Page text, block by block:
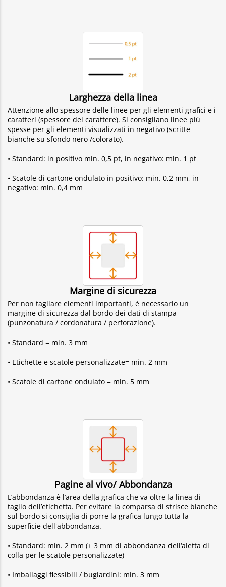
Larghezza della linea
Attenzione allo spessore delle linee per gli elementi grafici e i
caratteri (spessore del carattere). Si consigliano linee più
spesse per gli elementi visualizzati in negativo (scritte
bianche su sfondo nero /colorato).
• Standard: in positivo min. 0,5 pt, in negativo: min. 1 pt
• Scatole di cartone ondulato in positivo: min. 0,2 mm, in
negativo: min. 0,4 mm
Margine di sicurezza
Per non tagliare elementi importanti, è necessario un
margine di sicurezza dal bordo dei dati di stampa
(punzonatura / cordonatura / perforazione).
• Standard = min. 3 mm
• Etichette e scatole personalizzate= min. 2 mm
• Scatole di cartone ondulato = min. 5 mm
Pagine al vivo/ Abbondanza
L’abbondanza è l’area della grafica che va oltre la linea di
taglio dell’etichetta. Per evitare la comparsa di strisce bianche
sul bordo si consiglia di porre la grafica lungo tutta la
superficie dell'abbondanza.
• Standard: min. 2 mm (+ 3 mm di abbondanza dell‘aletta di
colla per le scatole personalizzate)
• Imballaggi flessibili / bugiardini: min. 3 mm